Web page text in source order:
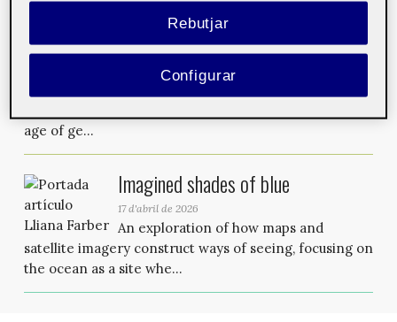
Being Borges: when language
becomes literal
5 de maig de 2026
A reflection on Being Borges as an exploration of
age of ge...
Imagined shades of blue
17 d'abril de 2026
An exploration of how maps and
satellite imagery construct ways of seeing, focusing on
the ocean as a site whe...
Rebutjar
Configurar